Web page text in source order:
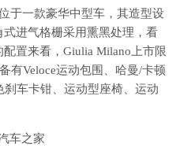
一款豪华中型车，其造型设
进气格栅采用熏黑处理，看
置来看，Giulia Milano上市限
有Veloce运动包围、哈曼/卡顿
车卡钳、运动型座椅、运动